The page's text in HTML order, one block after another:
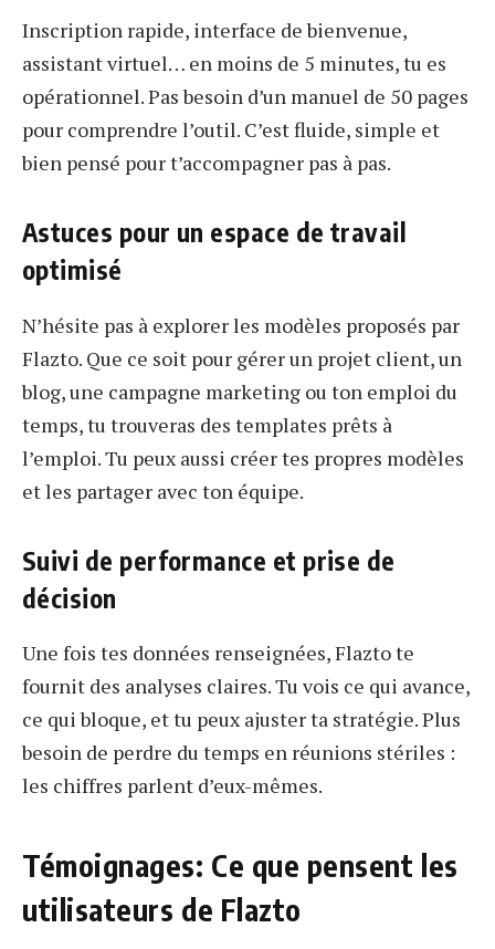
Inscription rapide, interface de bienvenue,
assistant virtuel… en moins de 5 minutes, tu es
opérationnel. Pas besoin d’un manuel de 50 pages
pour comprendre l’outil. C’est fluide, simple et
bien pensé pour t’accompagner pas à pas.
Astuces pour un espace de travail
optimisé
N’hésite pas à explorer les modèles proposés par
Flazto. Que ce soit pour gérer un projet client, un
blog, une campagne marketing ou ton emploi du
temps, tu trouveras des templates prêts à
l’emploi. Tu peux aussi créer tes propres modèles
et les partager avec ton équipe.
Suivi de performance et prise de
décision
Une fois tes données renseignées, Flazto te
fournit des analyses claires. Tu vois ce qui avance,
ce qui bloque, et tu peux ajuster ta stratégie. Plus
besoin de perdre du temps en réunions stériles :
les chiffres parlent d’eux-mêmes.
Témoignages: Ce que pensent les
utilisateurs de Flazto